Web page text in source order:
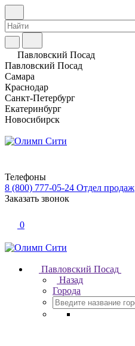
Павловский Посад
Павловский Посад
Самара
Краснодар
Санкт-Петербург
Екатеринбург
Новосибирск
Телефоны
8 (800) 777-05-24 Отдел продаж
Заказать звонок
0
Павловский Посад
Назад
Города